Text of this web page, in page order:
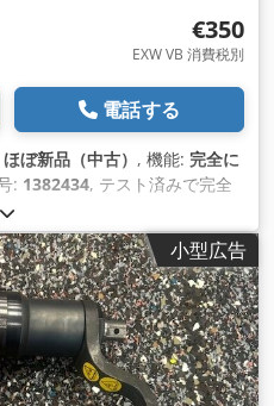
€350
EXW VB 消費税別
電話する
ほぼ新品（中古） , 機能: 完全に
: 1382434, テスト済みで完全
トックから: Codpfxsv Inwzs
1050 空気圧 45° アングルド
電力: 280 W アイドリング回
重量: 0.90 kg 工業製造および
は、リクエストに応じて提供
小型広告